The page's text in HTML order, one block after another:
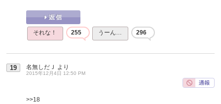
それな！ 255 うーん… 296
19 名無しだＪ より
2015年12月4日 12:50 PM
>>18